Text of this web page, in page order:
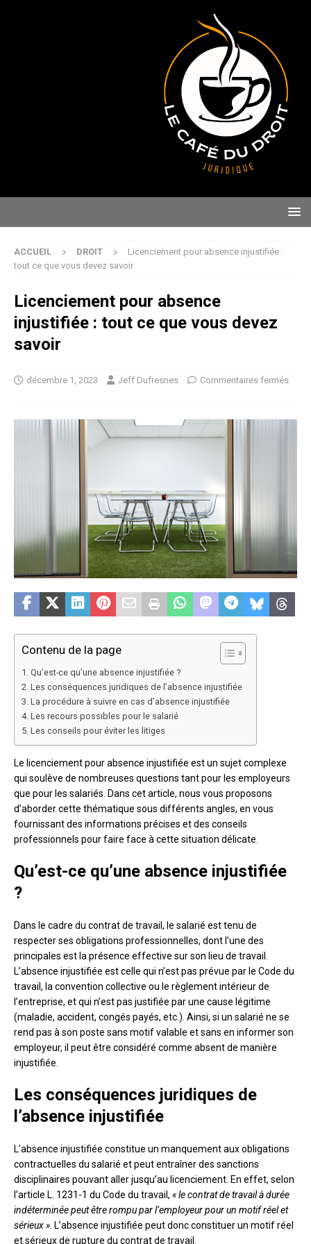
ACCUEIL DROIT
Licenciement pour absence injustifiée :
tout ce que vous devez savoir
Licenciement pour absence
injustifiée : tout ce que vous devez
savoir
décembre 1, 2023 Jeff Dufresnes Commentaires fermés
Contenu de la page
Qu’est-ce qu’une absence injustifiée ?
Les conséquences juridiques de l’absence injustifiée
La procédure à suivre en cas d’absence injustifiée
Les recours possibles pour le salarié
Les conseils pour éviter les litiges
Le licenciement pour absence injustifiée est un sujet complexe
qui soulève de nombreuses questions tant pour les employeurs
que pour les salariés. Dans cet article, nous vous proposons
d’aborder cette thématique sous différents angles, en vous
fournissant des informations précises et des conseils
professionnels pour faire face à cette situation délicate.
Qu’est-ce qu’une absence injustifiée
?
Dans le cadre du contrat de travail, le salarié est tenu de
respecter ses obligations professionnelles, dont l’une des
principales est la présence effective sur son lieu de travail.
L’absence injustifiée est celle qui n’est pas prévue par le Code du
travail, la convention collective ou le règlement intérieur de
l’entreprise, et qui n’est pas justifiée par une cause légitime
(maladie, accident, congés payés, etc.). Ainsi, si un salarié ne se
rend pas à son poste sans motif valable et sans en informer son
employeur, il peut être considéré comme absent de manière
injustifiée.
Les conséquences juridiques de
l’absence injustifiée
L’absence injustifiée constitue un manquement aux obligations
contractuelles du salarié et peut entraîner des sanctions
disciplinaires pouvant aller jusqu’au licenciement. En effet, selon
l’article L. 1231-1 du Code du travail, « le contrat de travail à durée
indéterminée peut être rompu par l’employeur pour un motif réel et
sérieux » . L’absence injustifiée peut donc constituer un motif réel
et sérieux de rupture du contrat de travail.